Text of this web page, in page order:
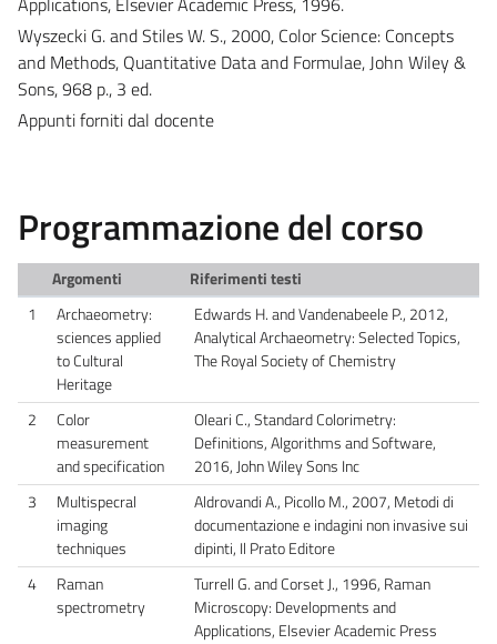
Wyszecki G. and Stiles W. S., 2000, Color Science: Concepts
and Methods, Quantitative Data and Formulae, John Wiley &
Sons, 968 p., 3 ed.
Appunti forniti dal docente
Programmazione del corso
Argomenti
Riferimenti testi
1
Archaeometry:
sciences applied
to Cultural
Heritage
Edwards H. and Vandenabeele P., 2012,
Analytical Archaeometry: Selected Topics,
The Royal Society of Chemistry
2
Color
measurement
and specification
Oleari C., Standard Colorimetry:
Definitions, Algorithms and Software,
2016, John Wiley Sons Inc
3
Multispecral
imaging
techniques
Aldrovandi A., Picollo M., 2007, Metodi di
documentazione e indagini non invasive sui
dipinti, Il Prato Editore
4
Raman
spectrometry
Turrell G. and Corset J., 1996, Raman
Microscopy: Developments and
Applications, Elsevier Academic Press